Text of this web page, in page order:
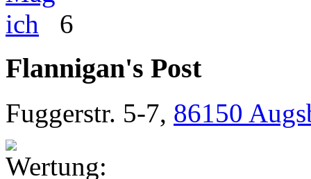
6
Flannigan's Post
Fuggerstr. 5-7, 86150